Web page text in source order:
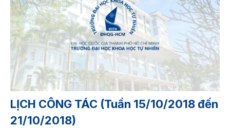
LỊCH CÔNG TÁC (Tuần 15/10/2018 đến
21/10/2018)